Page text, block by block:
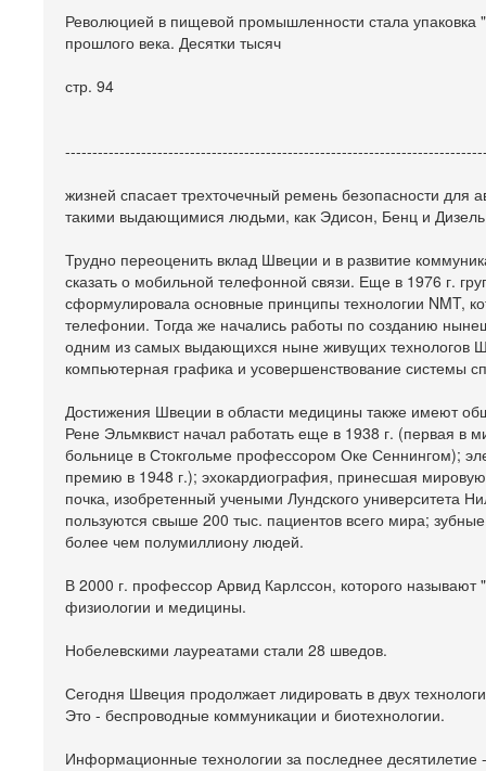
Революцией в пищевой промышленности стала упаковка
прошлого века. Десятки тысяч
стр. 94
жизней спасает трехточечный ремень безопасности для
такими выдающимися людьми, как Эдисон, Бенц и
Трудно переоценить вклад Швеции и в развитие
сказать о мобильной телефонной связи. Еще в 1976 г.
сформулировала основные принципы технологии NMT,
телефонии. Тогда же начались работы по созданию
одним из самых выдающихся ныне живущих технологов
компьютерная графика и усовершенствование системы
Достижения Швеции в области медицины также имеют
Рене Эльмквист начал работать еще в 1938 г. (первая в
больнице в Стокгольме профессором Оке Сеннингом);
премию в 1948 г.); эхокардиография, принесшая мировую
почка, изобретенный учеными Лундского университета
пользуются свыше 200 тыс. пациентов всего мира;
более чем полумиллиону людей.
В 2000 г. профессор Арвид Карлссон, которого
физиологии и медицины.
Нобелевскими лауреатами стали 28 шведов.
Сегодня Швеция продолжает лидировать в двух
Это - беспроводные коммуникации и биотехнологии.
Информационные технологии за последнее